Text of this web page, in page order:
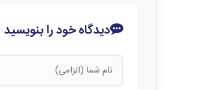
دیدگاه خود را بنویسید